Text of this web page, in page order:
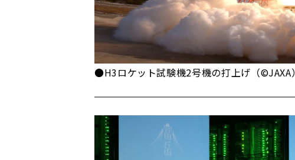
●H3ロケット試験機2号機の打上げ（©JAXA）